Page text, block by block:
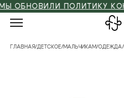
ПОЛИТИКУ
ГЛАВНАЯ/ДЕТСКОЕ/МАЛЬЧИКАМ/ОДЕЖДА/